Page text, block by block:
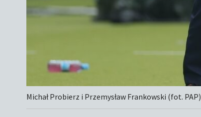
Michał Probierz i Przemysław Frankowski (fot. PAP)